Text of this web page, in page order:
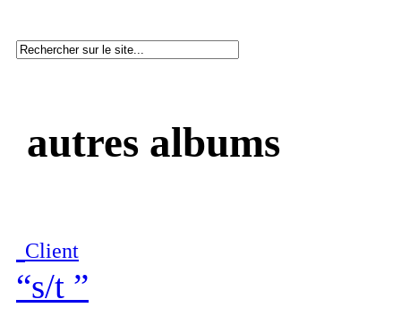
autres albums
Client
“s/t ”